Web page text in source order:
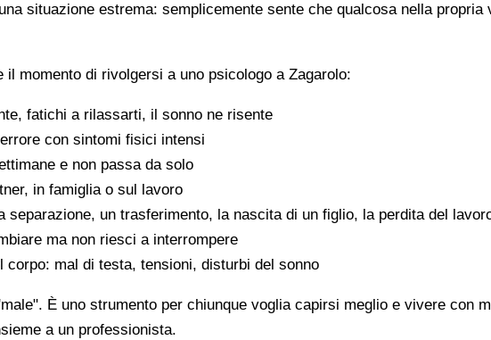
situazione estrema: semplicemente sente che qualcosa nella
momento di rivolgersi a uno psicologo a Zagarolo:
fatichi a rilassarti, il sonno ne risente
con sintomi fisici intensi
e non passa da solo
in famiglia o sul lavoro
separazione, un trasferimento, la nascita di un figlio, la perdita del
ma non riesci a interrompere
corpo: mal di testa, tensioni, disturbi del sonno
È uno strumento per chiunque voglia capirsi meglio e vivere con
a un professionista.